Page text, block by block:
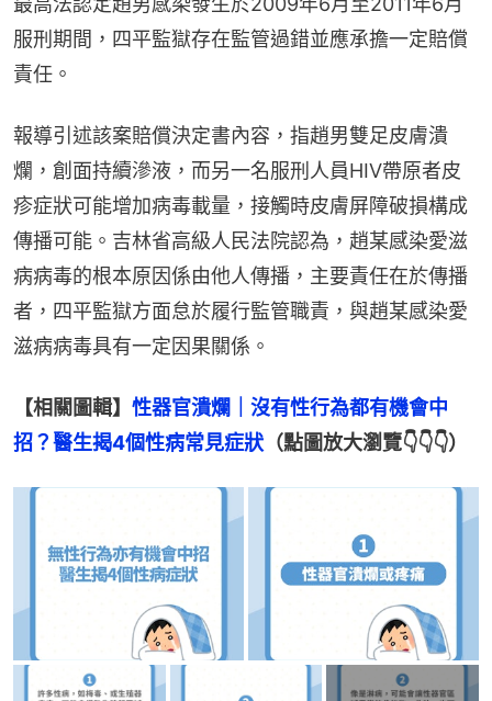
服刑期間，四平監獄存在監管過錯並應承擔一定賠償
責任。
報導引述該案賠償決定書內容，指趙男雙足皮膚潰
爛，創面持續滲液，而另一名服刑人員HIV帶原者皮
疹症狀可能增加病毒載量，接觸時皮膚屏障破損構成
傳播可能。吉林省高級人民法院認為，趙某感染愛滋
病病毒的根本原因係由他人傳播，主要責任在於傳播
者，四平監獄方面怠於履行監管職責，與趙某感染愛
滋病病毒具有一定因果關係。
【相關圖輯】 性器官潰爛｜沒有性行為都有機會中
招？醫生揭4個性病常見症狀 （點圖放大瀏覽👇👇👇）